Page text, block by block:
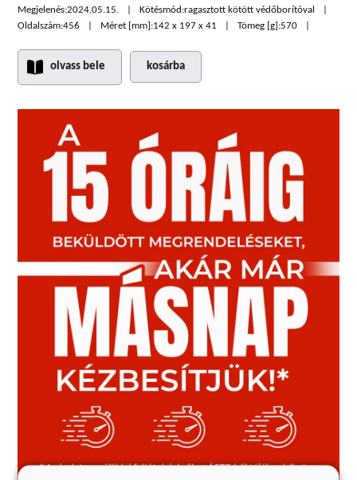
Megjelenés:2024.05.15. Kötésmód:ragasztott kötött védőborítóval
Oldalszám:456 Méret [mm]:142 x 197 x 41 Tömeg [g]:570
olvass bele kosárba